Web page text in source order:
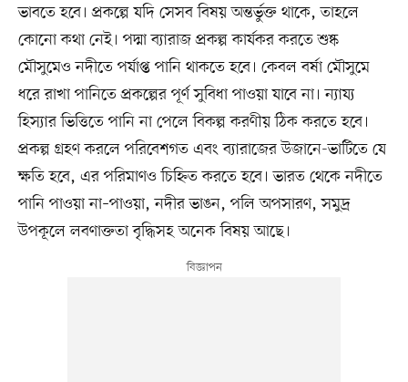
ভাবতে হবে। প্রকল্পে যদি সেসব বিষয় অন্তর্ভুক্ত থাকে, তাহলে
কোনো কথা নেই। পদ্মা ব্যারাজ প্রকল্প কার্যকর করতে শুষ্ক
মৌসুমেও নদীতে পর্যাপ্ত পানি থাকতে হবে। কেবল বর্ষা মৌসুমে
ধরে রাখা পানিতে প্রকল্পের পূর্ণ সুবিধা পাওয়া যাবে না। ন্যায্য
হিস্যার ভিত্তিতে পানি না পেলে বিকল্প করণীয় ঠিক করতে হবে।
প্রকল্প গ্রহণ করলে পরিবেশগত এবং ব্যারাজের উজানে-ভাটিতে যে
ক্ষতি হবে, এর পরিমাণও চিহ্নিত করতে হবে। ভারত থেকে নদীতে
পানি পাওয়া না–পাওয়া, নদীর ভাঙন, পলি অপসারণ, সমুদ্র
উপকূলে লবণাক্ততা বৃদ্ধিসহ অনেক বিষয় আছে।